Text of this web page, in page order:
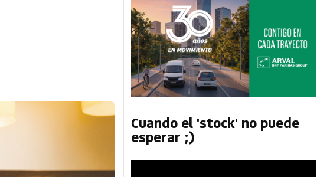
Cuando el 'stock' no puede
esperar ;)